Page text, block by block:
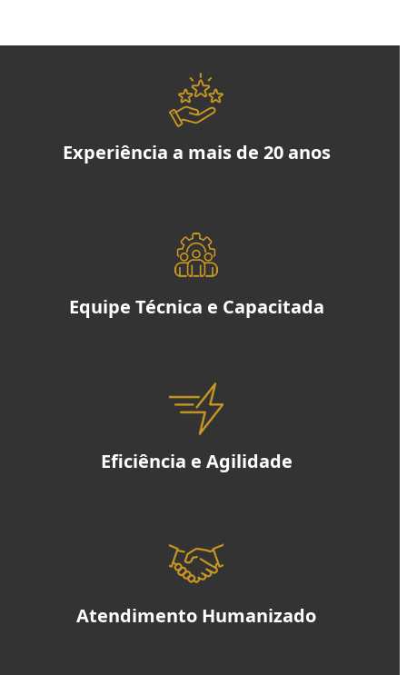
Experiência a mais de 20 anos
Equipe Técnica e Capacitada
Eficiência e Agilidade
Atendimento Humanizado